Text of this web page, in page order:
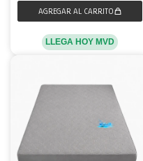
LLEGA HOY MVD